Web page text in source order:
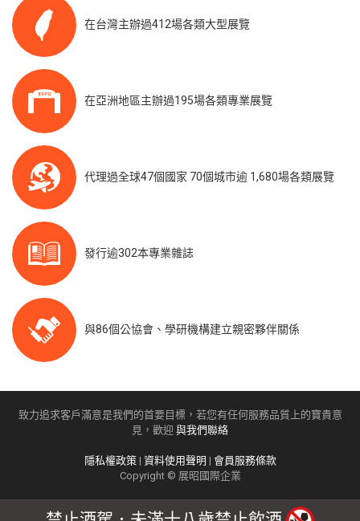
在台灣主辦過412場各類大型展覽
在亞洲地區主辦過195場各類專業展覽
代理過全球47個國家 70個城市逾 1,680場各類展覽
發行逾302本專業雜誌
與86個公協會、學研機構建立親密夥伴關係
致力追求客戶滿意是我們的首要目標，若您有任何服務品質上的寶貴意
見，歡迎 與我們聯絡
隱私權政策| 資料使用聲明 | 會員服務條款
Copyright © 展昭國際企業